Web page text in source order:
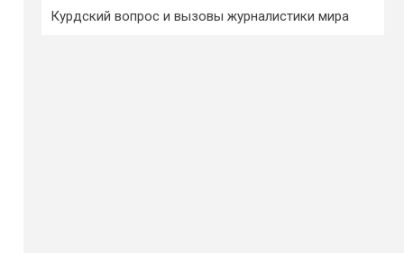
Курдский вопрос и вызовы журналистики мира